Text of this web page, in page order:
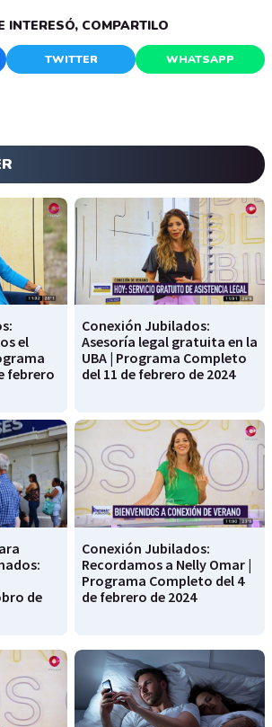
INTERESÓ, COMPARTILO
TWITTER WHATSAPP
el
febrero
Conexión Jubilados:
Asesoría legal gratuita en la
UBA | Programa Completo
del 11 de febrero de 2024
de
Conexión Jubilados:
Recordamos a Nelly Omar |
Programa Completo del 4
de febrero de 2024